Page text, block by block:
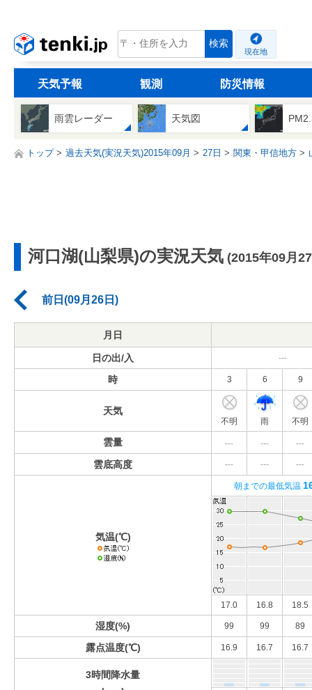
tenki.jp 検索
現在地
天気予報 観測 防災情報
雨雲レーダー 天気図
トップ 過去天気(実況天気)2015年09月 27日 関東・甲信地方
河口湖(山梨県)の実況天気 (2015年09月
前日(09月26日)
月日
日の出/入 ---
時 3 6 9
天気
不明 雨 不明
雲量 --- --- ---
雲底高度 --- --- ---
気温(℃)
朝までの最低気温
17.0 16.8 18.5
湿度(%) 99 99 89
露点温度(℃) 16.9 16.7 16.7
3時間降水量